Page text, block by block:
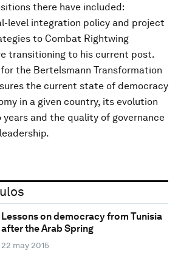
there have included:
level integration policy and project
to Combat Rightwing
transitioning to his current post.
the Bertelsmann Transformation
the current state of democracy
in a given country, its evolution
and the quality of governance
Lessons on democracy from Tunisia
after the Arab Spring
22 may 2015